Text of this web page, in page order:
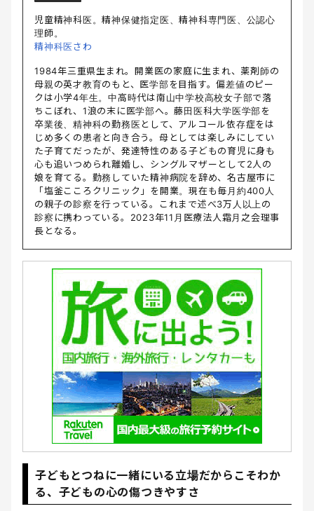
児童精神科医。精神保健指定医、精神科専門医、公認心
理師。
精神科医さわ
1984年三重県生まれ。開業医の家庭に生まれ、薬剤師の
母親の英才教育のもと、医学部を目指す。偏差値のピー
クは小学4年生。中高時代は南山中学校高校女子部で落
ちこぼれ、1浪の末に医学部へ。藤田医科大学医学部を
卒業後、精神科の勤務医として、アルコール依存症をは
じめ多くの患者と向き合う。母としては楽しみにしてい
た子育てだったが、発達特性のある子どもの育児に身も
心も追いつめられ離婚し、シングルマザーとして2人の
娘を育てる。勤務していた精神病院を辞め、名古屋市に
「塩釜こころクリニック」を開業。現在も毎月約400人
の親子の診察を行っている。これまで述べ3万人以上の
診察に携わっている。2023年11月医療法人霜月之会理事
長となる。
子どもとつねに一緒にいる立場だからこそわか
る、子どもの心の傷つきやすさ